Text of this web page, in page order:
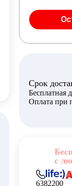
Срок
Бесплатная
Оплата при
с
6382200